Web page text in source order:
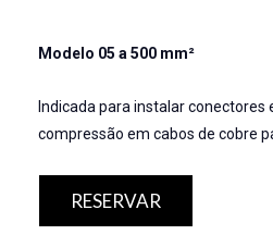
Modelo 05 a 500 mm²
Indicada para instalar conectores
compressão em cabos de cobre
RESERVAR